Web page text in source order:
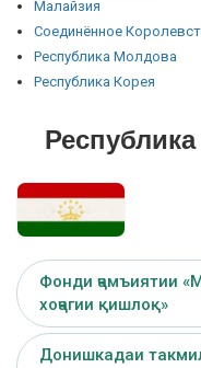
Малайзия
Соединённое
Республика Молдова
Республика Корея
Фонди ҷамъиятии
хоҷагии қишлоқ»
Донишкадаи